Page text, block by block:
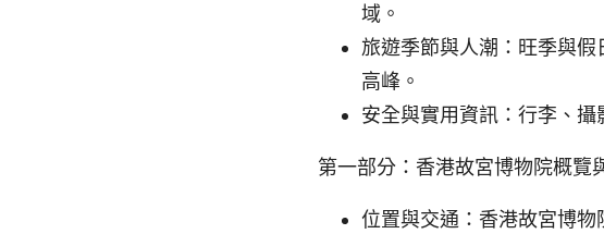
域。
旅遊季節與人潮：旺季與
高峰。
安全與實用資訊：行李、
第一部分：香港故宮博物院概覽
位置與交通：香港故宮博